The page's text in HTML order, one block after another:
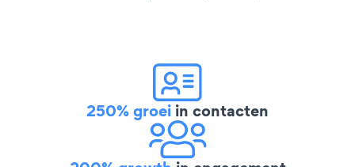
250% groei in contacten